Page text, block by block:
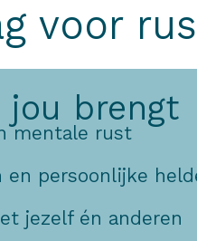
voor
jou brengt
mentale rust
persoonlijke
jezelf én anderen